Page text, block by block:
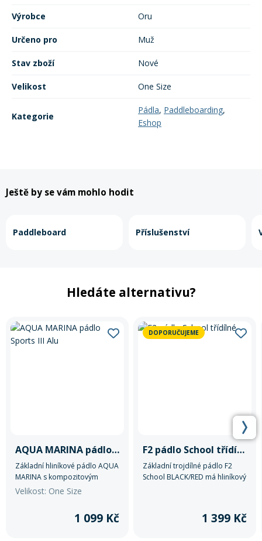
Výrobce Oru
Určeno pro Muž
Stav zboží Nové
Velikost One Size
Kategorie
Pádla, Paddleboarding,
Eshop
Ještě by se vám mohlo hodit
Paddleboard Příslušenství
Hledáte alternativu?
AQUA MARINA pádlo Sports III Alu
Základní hliníkové pádlo AQUA
MARINA s kompozitovým
listem.
Velikost: One Size
1 099 Kč
DOPORUČUJEME
F2 pádlo School třídílné
Základní trojdílné pádlo F2
School BLACK/RED má hliníkový
1 399 Kč